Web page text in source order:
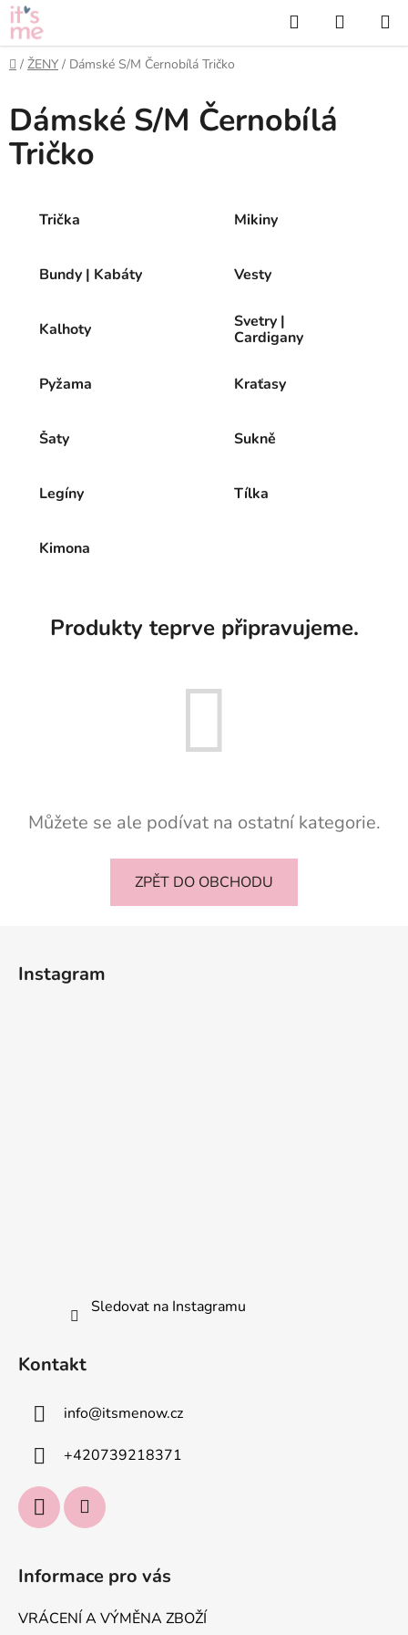
Přejít
na
obsah
Hledat
KOŠÍK
Domů
/ ŽENY / Dámské S/M Černobílá Tričko
Dámské S/M Černobílá
Tričko
Trička Mikiny
Bundy | Kabáty Vesty
Kalhoty
Svetry |
Cardigany
Pyžama Kraťasy
Šaty Sukně
Legíny Tílka
Kimona
Produkty teprve připravujeme.
Můžete se ale podívat na ostatní kategorie.
ZPĚT DO OBCHODU
Instagram
Sledovat na Instagramu
Kontakt
info@itsmenow.cz
+420739218371
Informace pro vás
VRÁCENÍ A VÝMĚNA ZBOŽÍ